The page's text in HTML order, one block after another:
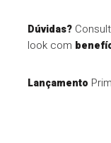
Dúvidas?
look com
Lançamento